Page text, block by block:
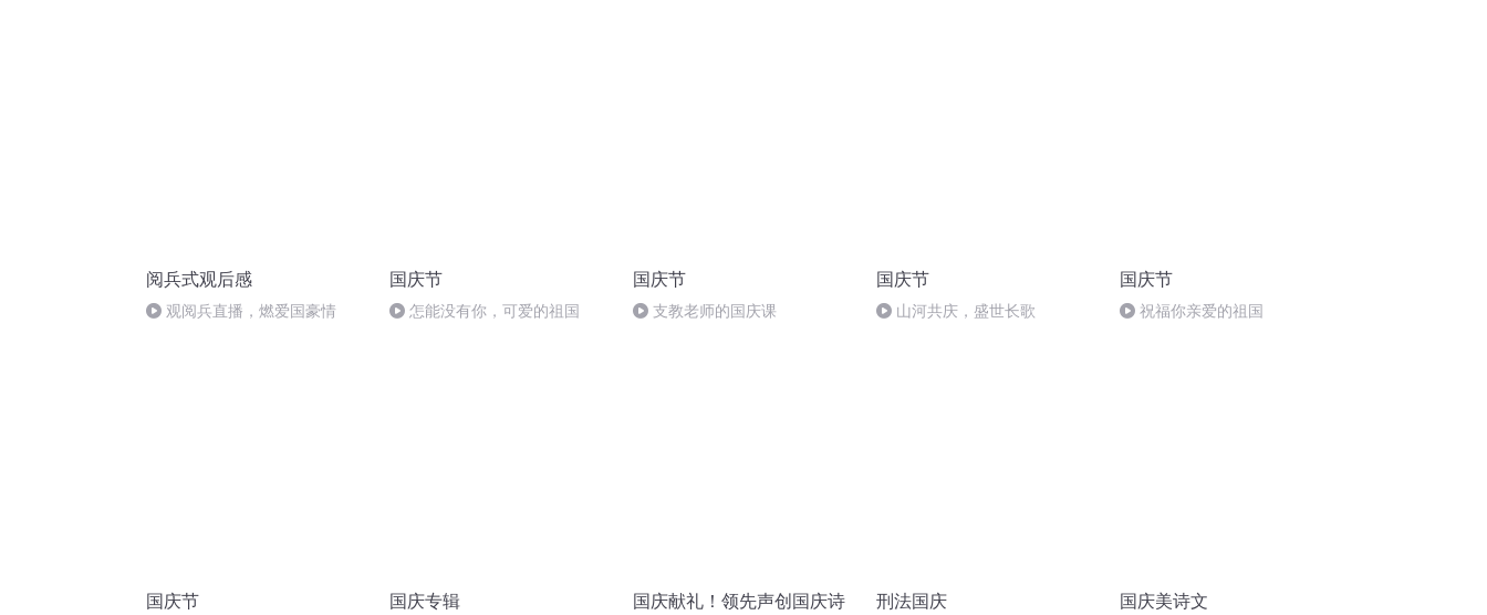
阅兵式观后感
观阅兵直播，燃爱国豪情
国庆节
怎能没有你，可爱的祖国
国庆节
支教老师的国庆课
国庆节
山河共庆，盛世长歌
国庆节
祝福你亲爱的祖国
国庆节 国庆专辑
国庆献礼！领先声创国庆诗
刑法国庆 国庆美诗文